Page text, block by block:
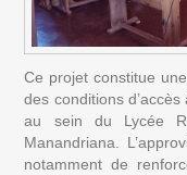
Ce projet constitue
des conditions d’accès
au sein du Lycée
Manandriana.
notamment de